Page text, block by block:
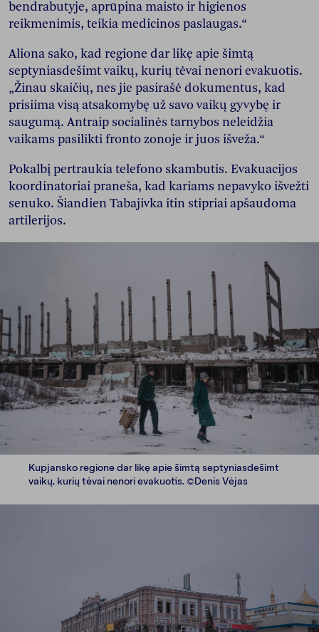
bendrabutyje, aprūpina maisto ir higienos
reikmenimis, teikia medicinos paslaugas.“
Aliona sako, kad regione dar likę apie šimtą
septyniasdešimt vaikų, kurių tėvai nenori evakuotis.
„Žinau skaičių, nes jie pasirašė dokumentus, kad
prisiima visą atsakomybę už savo vaikų gyvybę ir
saugumą. Antraip socialinės tarnybos neleidžia
vaikams pasilikti fronto zonoje ir juos išveža.“
Pokalbį pertraukia telefono skambutis. Evakuacijos
koordinatoriai praneša, kad kariams nepavyko išvežti
senuko. Šiandien Tabajivka itin stipriai apšaudoma
artilerijos.
Kupjansko regione dar likę apie šimtą septyniasdešimt
vaikų, kurių tėvai nenori evakuotis. ©Denis Vėjas